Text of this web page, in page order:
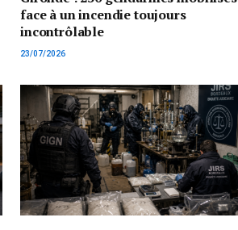
face à un incendie toujours
incontrôlable
23/07/2026